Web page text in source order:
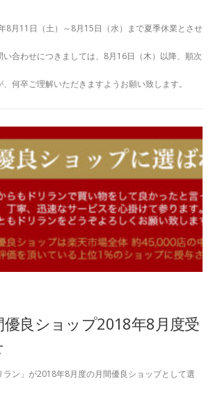
8月11日（土）～8月15日（水）まで夏季休業とさせ
い合わせにつきましては、8月16日（木）以降、順次
何卒ご理解いただきますようお願い致します。
優良ショップ2018年8月度受
ン」が2018年8月度の月間優良ショップとして選